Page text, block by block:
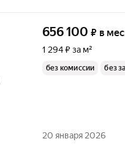
656 100 ₽ в
1 294 ₽ за м²
без комиссии без
20 января 2026